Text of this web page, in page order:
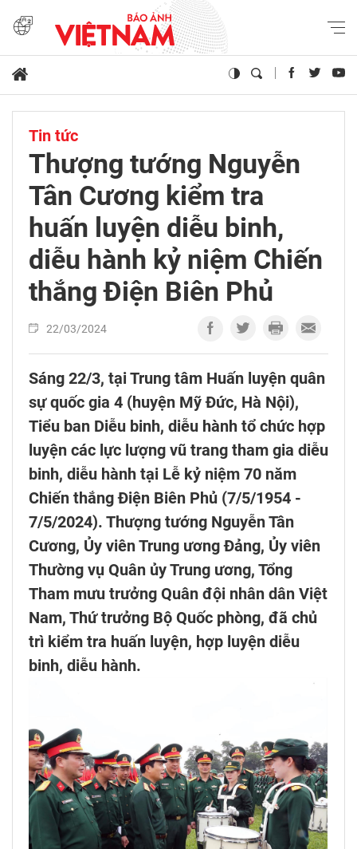
Tin tức
Thượng tướng Nguyễn
Tân Cương kiểm tra
huấn luyện diễu binh,
diễu hành kỷ niệm Chiến
thắng Điện Biên Phủ
22/03/2024
Sáng 22/3, tại Trung tâm Huấn luyện quân
sự quốc gia 4 (huyện Mỹ Đức, Hà Nội),
Tiểu ban Diễu binh, diễu hành tổ chức hợp
luyện các lực lượng vũ trang tham gia diễu
binh, diễu hành tại Lễ kỷ niệm 70 năm
Chiến thắng Điện Biên Phủ (7/5/1954 -
7/5/2024). Thượng tướng Nguyễn Tân
Cương, Ủy viên Trung ương Đảng, Ủy viên
Thường vụ Quân ủy Trung ương, Tổng
Tham mưu trưởng Quân đội nhân dân Việt
Nam, Thứ trưởng Bộ Quốc phòng, đã chủ
trì kiểm tra huấn luyện, hợp luyện diễu
binh, diễu hành.